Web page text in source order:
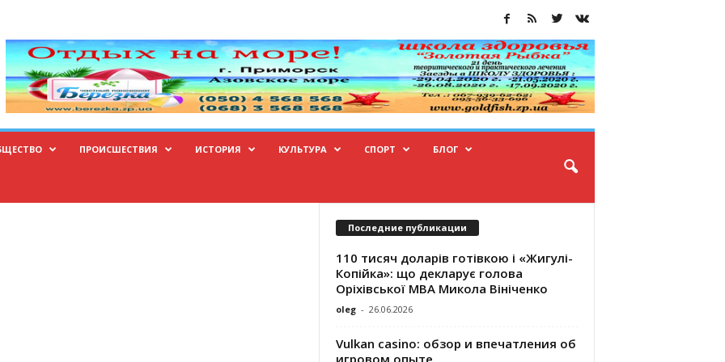
ПРОИСШЕСТВИЯ ИСТОРИЯ КУЛЬТУРА СПОРТ БЛОГ
Последние публикации
110 тисяч доларів готівкою і «Жигулі-
Копійка»: що декларує голова
Оріхівської МВА Микола Вініченко
oleg - 26.06.2026
Vulkan casino: обзор и впечатления об
игровом опыте